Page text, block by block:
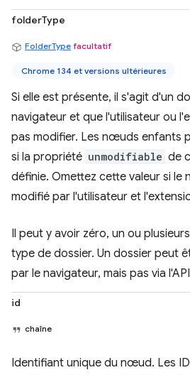
folderType
FolderType facultatif
Chrome 134 et versions ultérieures
Si elle est présente, il s'agit d'un
navigateur et que l'utilisateur ou
pas modifier. Les nœuds enfants
si la propriété unmodifiable de
définie. Omettez cette valeur si
modifié par l'utilisateur et
Il peut y avoir zéro, un ou
type de dossier. Un dossier peut
par le navigateur, mais pas via
id
chaîne
Identifiant unique du nœud. Les